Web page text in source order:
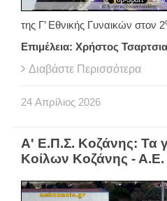
της Γ’ Εθνικής Γυναικών στον 2
Επιμέλεια: Χρήστος
Διαβάστε Περισσότερα
24 Απρίλιος 2026
Α' Ε.Π.Σ. Κοζάνης: Τα
Κοίλων Κοζάνης -